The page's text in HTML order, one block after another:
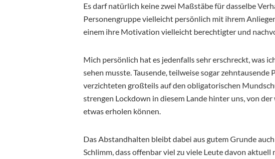
Es darf natürlich keine zwei Maßstäbe für dasselbe
Personengruppe vielleicht persönlich mit ihrem
einem ihre Motivation vielleicht berechtigter und
Mich persönlich hat es jedenfalls sehr erschreckt, was
sehen musste. Tausende, teilweise sogar zehntausende
verzichteten großteils auf den obligatorischen
strengen Lockdown in diesem Lande hinter uns, von
etwas erholen können.
Das Abstandhalten bleibt dabei aus gutem Grunde
Schlimm, dass offenbar viel zu viele Leute davon